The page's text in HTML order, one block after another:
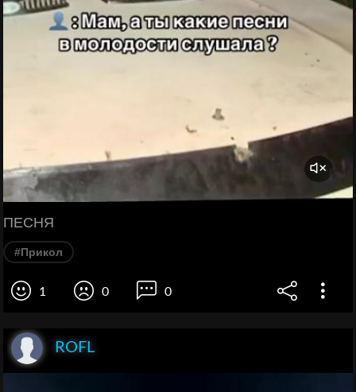
ПЕСНЯ
#Прикол
1 0 0
ROFL